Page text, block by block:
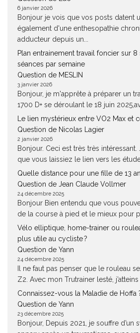
6 janvier 2026
Bonjour je vois que vos posts datent
également d'une enthesopathie
adducteur depuis un...
Plan entrainement travail foncier sur 8
séances par semaine
Question de MESLIN
3 janvier 2026
Bonjour, je m'apprête à préparer un
1700 D+ se déroulant le 18 juin
Le lien mystérieux entre VO2 Max et
Question de Nicolas Lagier
2 janvier 2026
Bonjour. Ceci est très très
que vous laissiez le lien vers les
Quelle distance pour une fille de 13
Question de Jean Claude Vollmer
24 décembre 2025
Bonjour Bien entendu que vous
de la course à pied et le mieux pour
Vélo elliptique, home-trainer ou
plus utile au cycliste ?
Question de Yann
24 décembre 2025
Il ne faut pas penser que le rouleau
Z2. Avec mon Trutrainer lesté, j’atteins
Connaissez-vous la Maladie de Hoffa
Question de Yann
23 décembre 2025
Bonjour, Depuis 2021, je souffre d’un